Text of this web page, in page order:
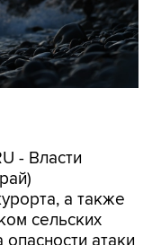
- Власти
а также
сельских